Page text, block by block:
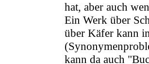
hat, aber auch
Ein Werk über
über Käfer kann
kann da auch